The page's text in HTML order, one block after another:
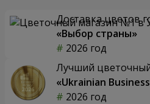
Доставка цветов
«Выбор страны»
2026 год
Лучший
«Ukrainian
2026 год